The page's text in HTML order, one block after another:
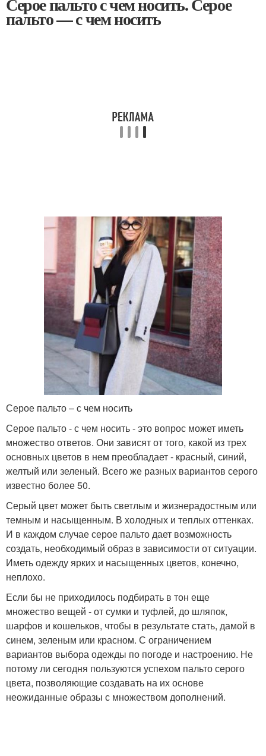
пальто — с чем носить
Серое пальто – с чем носить
Серое пальто - с чем носить - это вопрос может иметь
множество ответов. Они зависят от того, какой из трех
основных цветов в нем преобладает - красный, синий,
желтый или зеленый. Всего же разных вариантов серого
известно более 50.
Серый цвет может быть светлым и жизнерадостным или
темным и насыщенным. В холодных и теплых оттенках.
И в каждом случае серое пальто дает возможность
создать, необходимый образ в зависимости от ситуации.
Иметь одежду ярких и насыщенных цветов, конечно,
неплохо.
Если бы не приходилось подбирать в тон еще
множество вещей - от сумки и туфлей, до шляпок,
шарфов и кошельков, чтобы в результате стать, дамой в
синем, зеленым или красном. С ограничением
вариантов выбора одежды по погоде и настроению. Не
потому ли сегодня пользуются успехом пальто серого
цвета, позволяющие создавать на их основе
неожиданные образы с множеством дополнений.